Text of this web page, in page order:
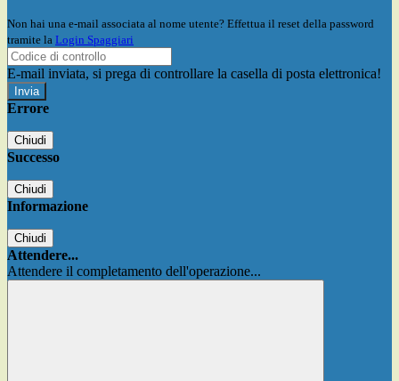
Non hai una e-mail associata al nome utente? Effettua il reset della password
tramite la Login Spaggiari
E-mail inviata, si prega di controllare la casella di posta elettronica!
Errore
Chiudi
Successo
Chiudi
Informazione
Chiudi
Attendere...
Attendere il completamento dell'operazione...